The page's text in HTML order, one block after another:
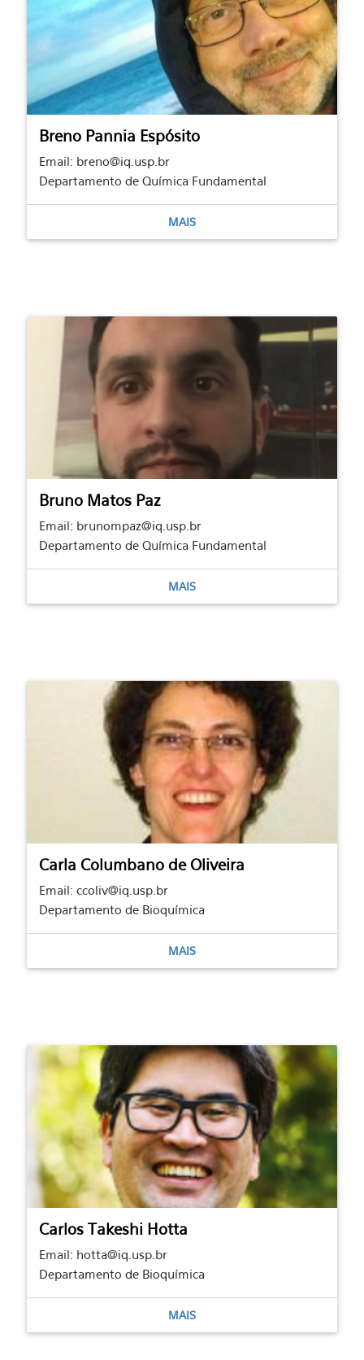
Breno Pannia Espósito
Email: breno@iq.usp.br
Departamento de Química Fundamental
MAIS
Bruno Matos Paz
Email: brunompaz@iq.usp.br
Departamento de Química Fundamental
MAIS
Carla Columbano de Oliveira
Email: ccoliv@iq.usp.br
Departamento de Bioquímica
MAIS
Carlos Takeshi Hotta
Email: hotta@iq.usp.br
Departamento de Bioquímica
MAIS